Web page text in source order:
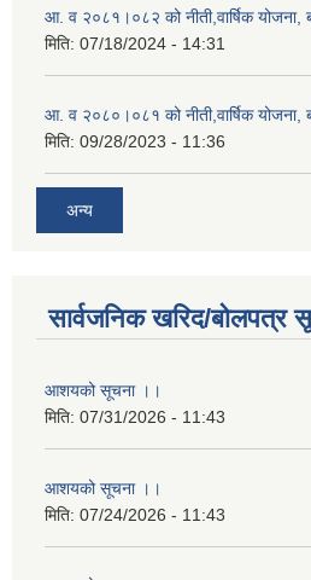
आ. व २०८१।०८२ को नीती,वार्षिक योजना,
मिति: 07/18/2024 - 14:31
आ. व २०८०।०८१ को नीती,वार्षिक योजना,
मिति: 09/28/2023 - 11:36
अन्य
सार्वजनिक खरिद/बोलपत्र
आशयको सूचना ।।
मिति: 07/31/2026 - 11:43
आशयको सूचना ।।
मिति: 07/24/2026 - 11:43